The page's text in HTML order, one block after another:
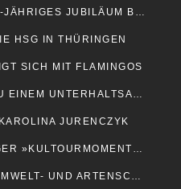
RENATE PEUSER FEIERT 25-JÄHRIGES JUBILÄUM BEI DEN BVB
HSG IN THÜRINGEN
SICH MIT FLAMINGOS
SEKUNDARSCHULE LÄDT ZU EINEM UNTERHALTSAMEN ABEND EIN
JURENCZYK
NEUES FORMAT: BLOMBERGER »KULTOURMOMENTE«
BVB LEISTEN BEITRAG ZU UMWELT- UND ARTENSCHUTZ